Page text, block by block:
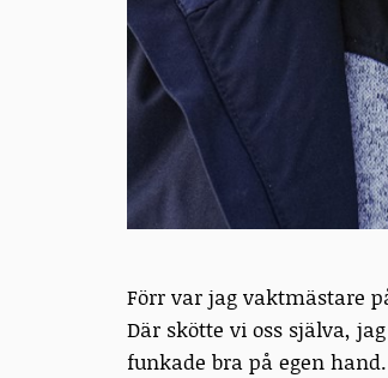
Förr var jag vaktmästare
Där skötte vi oss själva,
funkade bra på egen